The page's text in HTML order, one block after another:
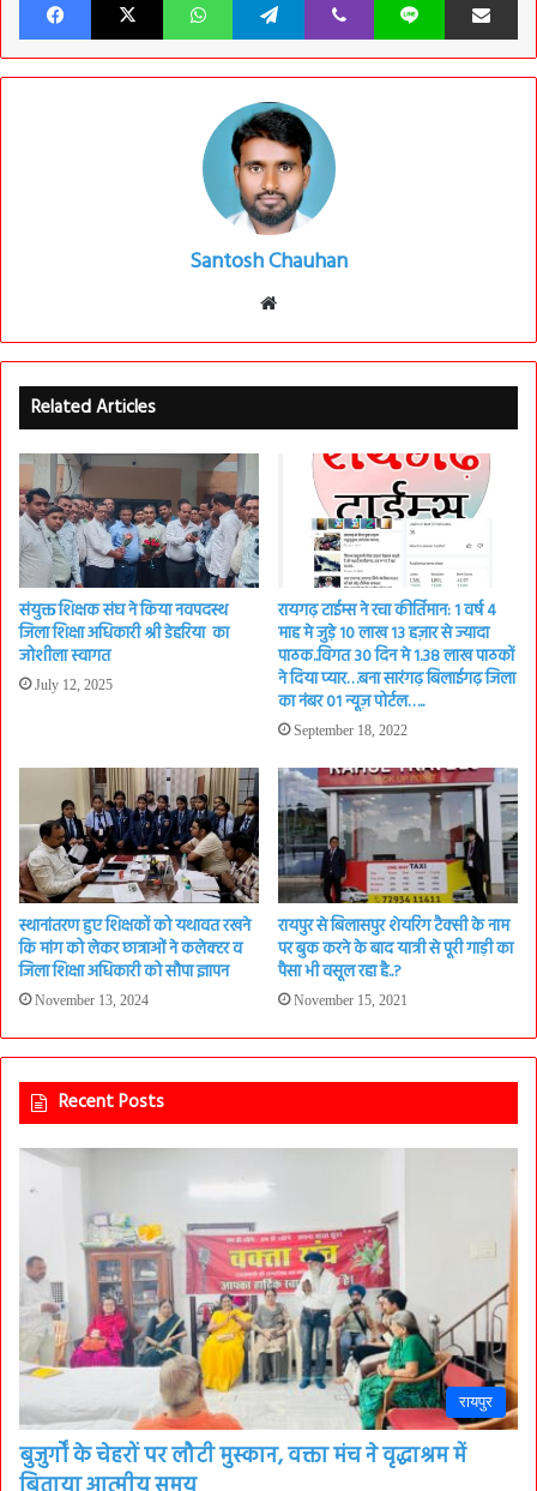
Santosh Chauhan
Related Articles
संयुक्त शिक्षक संघ ने किया नवपदस्थ
जिला शिक्षा अधिकारी श्री डेहरिया का
जोशीला स्वागत
July 12, 2025
रायगढ़ टाईम्स ने रचा कीर्तिमान: 1 वर्ष 4
माह मे जुड़े 10 लाख 13 हज़ार से ज्यादा
पाठक..विगत 30 दिन मे 1.38 लाख पाठकों
ने दिया प्यार…बना सारंगढ़ बिलाईगढ़ जिला
का नंबर 01 न्यूज़ पोर्टल…..
September 18, 2022
स्थानांतरण हुए शिक्षकों को यथावत रखने
कि मांग को लेकर छात्राओं ने कलेक्टर व
जिला शिक्षा अधिकारी को सौपा ज्ञापन
November 13, 2024
रायपुर से बिलासपुर शेयरिंग टैक्सी के नाम
पर बुक करने के बाद यात्री से पूरी गाड़ी का
पैसा भी वसूल रहा है..?
November 15, 2021
Recent Posts
रायपुर
बुजुर्गों के चेहरों पर लौटी मुस्कान, वक्ता मंच ने वृद्धाश्रम में